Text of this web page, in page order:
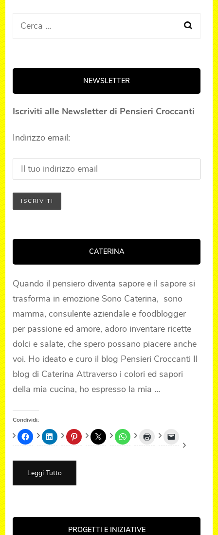
Ricerca
NEWSLETTER
Iscriviti alle Newsletter di Pensieri Croccanti
Indirizzo email:
CATERINA
Quando il pensiero diventa sapore e il sapore si
trasforma in emozione Sono Caterina, sono
mamma, consulente aziendale e foodblogger
per passione ed amore, adoro inventare ricette
dolci e salate, che spero possano piacere anche
voi. Ho ideato e curo il blog Pensieri Croccanti Il
blog di Caterina Attraverso i colori ed sapori
della mia cucina, ho espresso la mia …
Condividi:
Leggi Tutto
PROGETTI E INIZIATIVE